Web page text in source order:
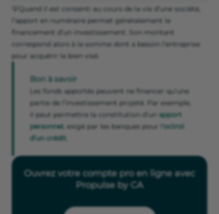
💡Quand il est consenti au cours de la vie d’une société,
l’apport en numéraire permet généralement le
financement d’un investissement. Son montant
correspond alors à la somme dont a besoin l’entreprise
pour acquérir le bien visé.
Bon à savoir
Les fonds apportés peuvent ne financer qu’une
partie de l’investissement projeté. Par exemple,
il peut permettre la constitution d’un apport
personnel , exigé par les banques pour l
'octroi
d’un crédit
Ouvrez votre compte pro en ligne avec
Propulse by CA